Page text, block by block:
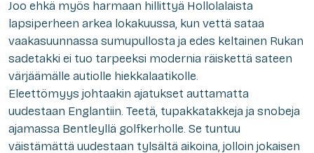
Joo ehkä myös harmaan hillittyä Hollolalaista
lapsiperheen arkea lokakuussa, kun vettä sataa
vaakasuunnassa sumupullosta ja edes keltainen Rukan
sadetakki ei tuo tarpeeksi modernia räiskettä sateen
värjäämälle autiolle hiekkalaatikolle.
Eleettömyys johtaakin ajatukset auttamatta
uudestaan Englantiin. Teetä, tupakkatakkeja ja snobeja
ajamassa Bentleyllä golfkerholle. Se tuntuu
väistämättä uudestaan tylsältä aikoina, jolloin jokaisen